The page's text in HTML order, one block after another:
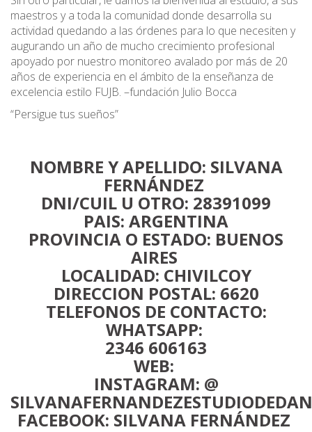
maestros y a toda la comunidad donde desarrolla su
actividad quedando a las órdenes para lo que necesiten y
augurando un año de mucho crecimiento profesional
apoyado por nuestro monitoreo avalado por más de 20
años de experiencia en el ámbito de la enseñanza de
excelencia estilo FUJB. –fundación Julio Bocca
“Persigue tus sueños”
NOMBRE Y APELLIDO: SILVANA
FERNÁNDEZ
DNI/CUIL U OTRO: 28391099
PAIS: ARGENTINA
PROVINCIA O ESTADO: BUENOS
AIRES
LOCALIDAD: CHIVILCOY
DIRECCION POSTAL: 6620
TELEFONOS DE CONTACTO:
WHATSAPP:
2346 606163
WEB:
INSTAGRAM: @
FACEBOOK: SILVANA FERNÁNDEZ